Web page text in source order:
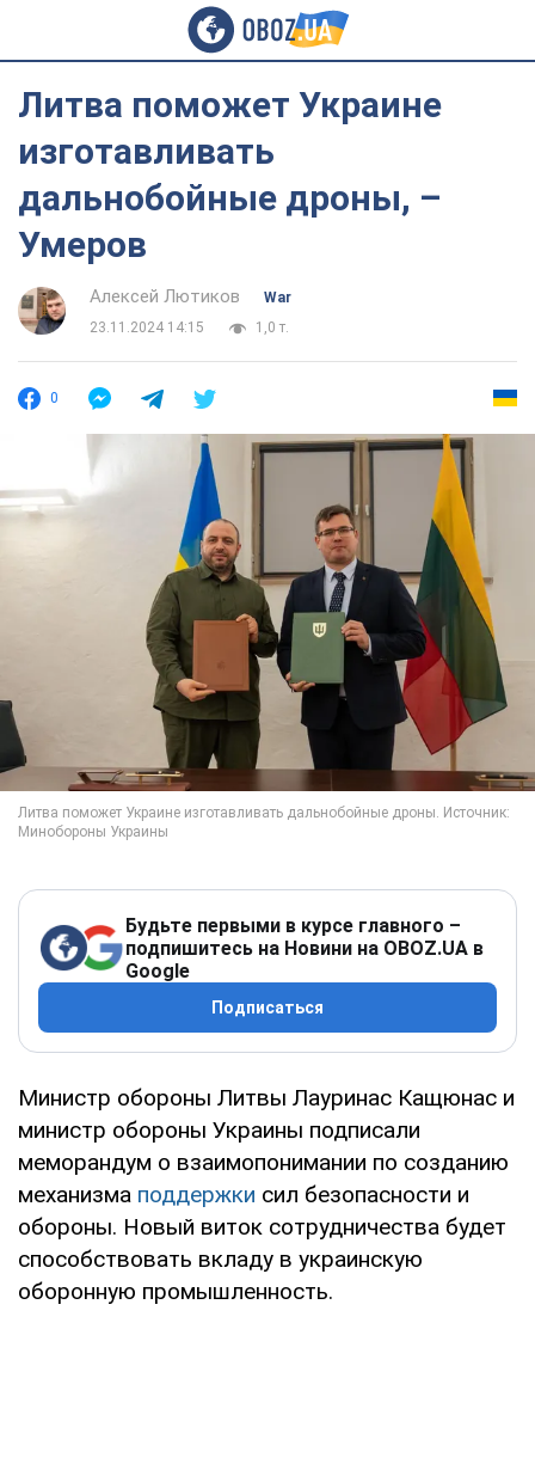
Литва поможет Украине
изготавливать
дальнобойные дроны, –
Умеров
Алексей Лютиков
War
23.11.2024 14:15
1,0 т.
0
Будьте первыми в курсе главного –
подпишитесь на Новини на OBOZ.UA в
Google
Подписаться
Министр обороны Литвы Лауринас Кащюнас и
министр обороны Украины подписали
меморандум о взаимопонимании по созданию
механизма поддержки сил безопасности и
обороны. Новый виток сотрудничества будет
способствовать вкладу в украинскую
оборонную промышленность.